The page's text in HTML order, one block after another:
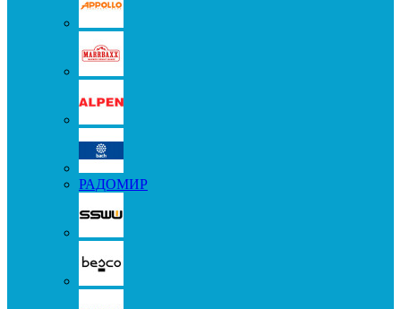
РАДОМИР